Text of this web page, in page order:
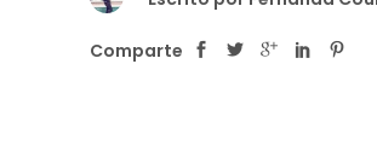
Comparte